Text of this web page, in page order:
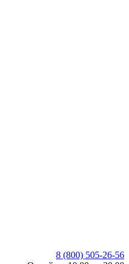
8 (800) 505-26-56